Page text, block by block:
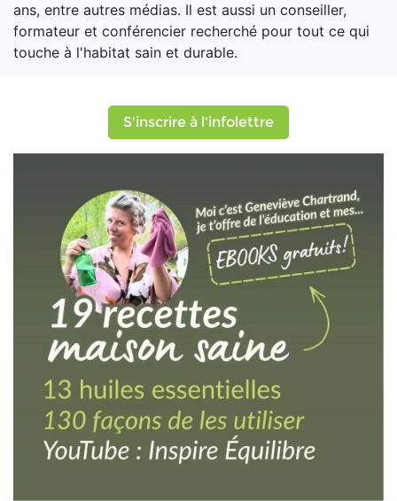
ans, entre autres médias. Il est aussi un conseiller,
formateur et conférencier recherché pour tout ce qui
touche à l'habitat sain et durable.
S'inscrire à l'infolettre